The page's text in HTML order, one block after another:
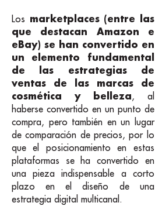
Los marketplaces (entre las
que destacan Amazon e
eBay) se han convertido en
un elemento fundamental
de las estrategias de
ventas de las marcas de
cosmética y belleza, al
haberse convertido en un punto de
compra, pero también en un lugar
de comparación de precios, por lo
que el posicionamiento en estas
plataformas se ha convertido en
una pieza indispensable a corto
plazo en el diseño de una
estrategia digital multicanal.